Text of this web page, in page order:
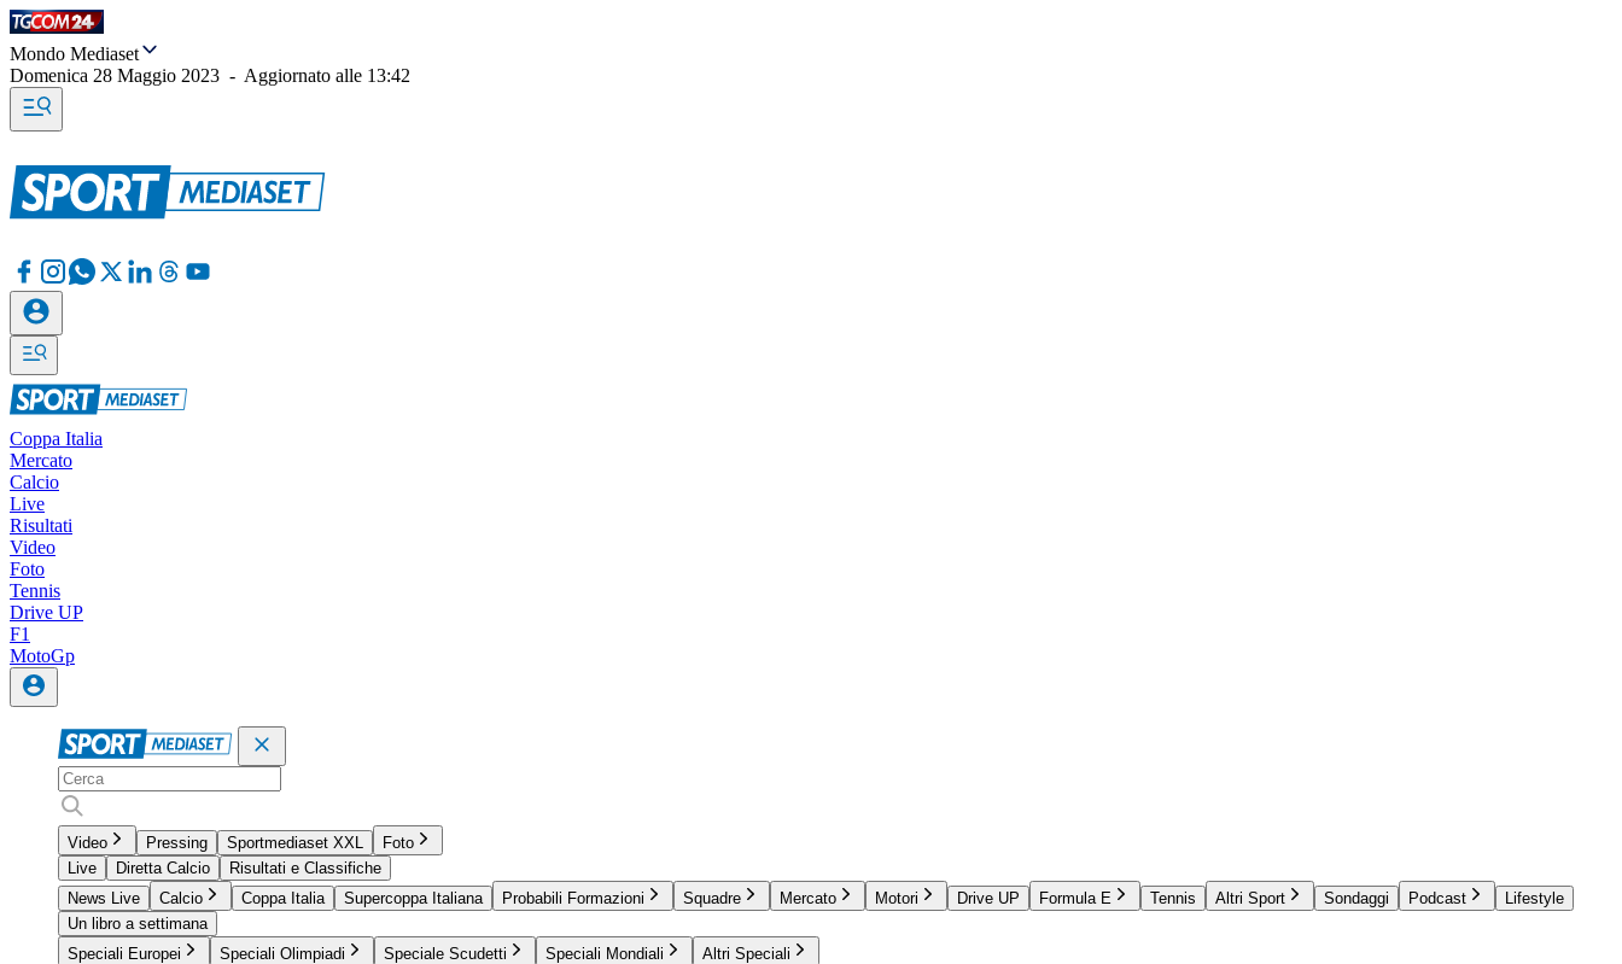
Mondo Mediaset
Domenica 28 Maggio 2023 - Aggiornato alle 13:42
Coppa Italia
Mercato
Calcio
Live
Risultati
Video
Foto
Tennis
Drive UP
F1
MotoGp
Video Pressing Sportmediaset XXL
Foto
Live
Diretta Calcio
Risultati e Classifiche
News Live
Calcio Coppa Italia Supercoppa Italiana Probabili Formazioni Squadre Mercato Motori Drive UP Formula E Tennis Altri Sport Sondaggi Podcast
Lifestyle
Un libro a settimana
Speciali Europei
Speciali Olimpiadi Speciale Scudetti Speciali Mondiali Altri Speciali